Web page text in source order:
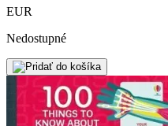
EUR
Nedostupné